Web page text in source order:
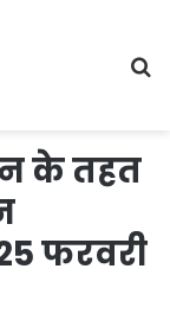
के तहत
फरवरी